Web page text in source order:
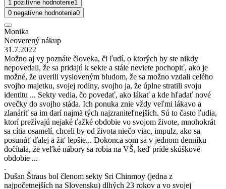
1 pozitívne hodnotenie1
0 negatívne hodnotenia0
Monika
Neoverený nákup
31.7.2022
Možno aj vy poznáte človeka, či ľudí, o ktorých by ste nikdy
nepovedali, že sa pridajú k sekte a stále neviete pochopiť, ako je
možné, že uverili vysloveným bludom, že sa možno vzdali celého
svojho majetku, svojej rodiny, svojho ja, že úplne stratili svoju
identitu ... Sekty vedia, čo povedať, ako lákať a kde hľadať nové
ovečky do svojho stáda. Ich ponuka znie vždy veľmi lákavo a
zlanáriť sa im darí najmä tých najzraniteľnejších. Sú to často ľudia,
ktorí prežívajú nejaké ťažké obdobie vo svojom živote, mnohokrát
sa cítia osamelí, chceli by od života niečo viac, impulz, ako sa
posunúť ďalej a žiť lepšie... Dokonca som sa v jednom denníku
dočítala, že veľké nábory sa robia na VŠ, keď príde skúškové
obdobie ...
.
Dušan Štraus bol členom sekty Sri Chinmoy (jedna z
najpočetnejších na Slovensku) dlhých 23 rokov a vo svojej